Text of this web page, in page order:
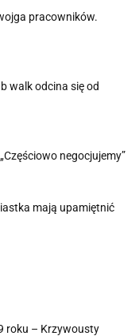
pracowników.
walk odcina się od
negocjujemy”
mają upamiętnić
roku – Krzywousty